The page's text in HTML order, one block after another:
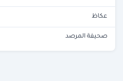
عكاظ
صحيفة المرصد